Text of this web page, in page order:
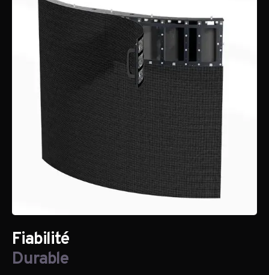
Fiabilité
Durable